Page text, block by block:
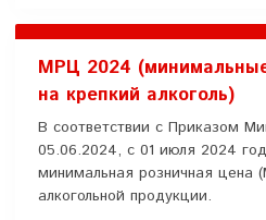
МРЦ 2024
на крепкий алкоголь)
В соответствии с Приказом
05.06.2024, с 01 июля 2024
минимальная розничная
алкогольной продукции.